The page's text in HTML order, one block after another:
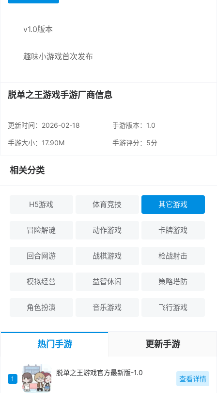
v1.0版本
趣味小游戏首次发布
脱单之王游戏手游厂商信息
更新时间： 2026-02-18 手游版本：1.0
手游大小：17.90M 手游评分： 5分
相关分类
H5游戏 体育竞技 其它游戏
冒险解谜 动作游戏 卡牌游戏
回合网游 战棋游戏 枪战射击
模拟经营 益智休闲 策略塔防
角色扮演 音乐游戏 飞行游戏
热门手游 更新手游
1
脱单之王游戏官方最新版-1.0
查看详情